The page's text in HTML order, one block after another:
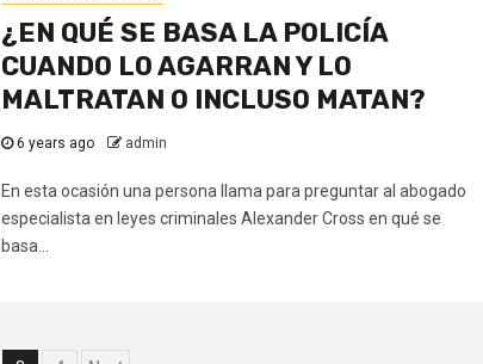
¿EN QUÉ SE BASA LA POLICÍA
CUANDO LO AGARRAN Y LO
MALTRATAN O INCLUSO MATAN?
6 years ago admin
En esta ocasión una persona llama para preguntar al abogado
especialista en leyes criminales Alexander Cross en qué se
basa...